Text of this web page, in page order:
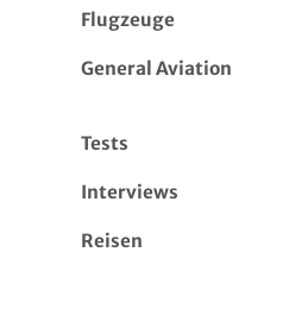
Flugzeuge
General Aviation
Tests
Interviews
Reisen